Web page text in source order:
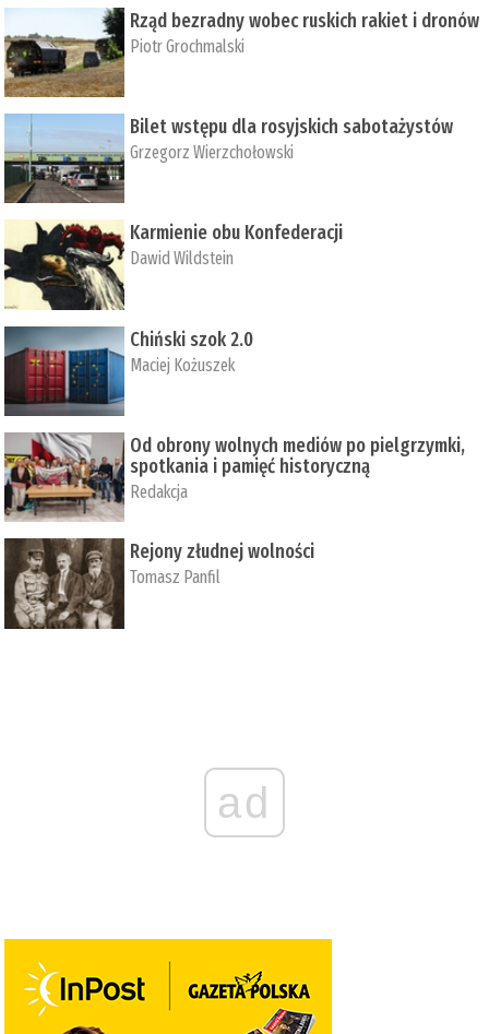
Rząd bezradny wobec ruskich rakiet i dronów
Piotr Grochmalski
Bilet wstępu dla rosyjskich sabotażystów
Grzegorz Wierzchołowski
Karmienie obu Konfederacji
Dawid Wildstein
Chiński szok 2.0
Maciej Kożuszek
Od obrony wolnych mediów po pielgrzymki,
spotkania i pamięć historyczną
Redakcja
Rejony złudnej wolności
Tomasz Panfil
ad